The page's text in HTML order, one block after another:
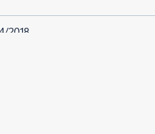
2018